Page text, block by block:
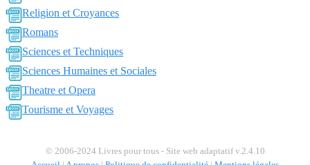
Religion et Croyances
Romans
Sciences et Techniques
Sciences Humaines et Sociales
Theatre et Opera
Tourisme et Voyages
© 2006-2024 Livres pour tous - Site web adaptatif v.2.4.10